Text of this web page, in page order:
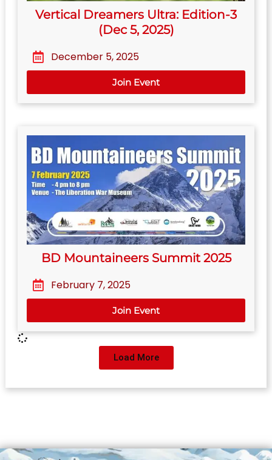
Vertical Dreamers Ultra: Edition-3
(Dec 5, 2025)
December 5, 2025
Join Event
BD Mountaineers Summit 2025
February 7, 2025
Join Event
Load More